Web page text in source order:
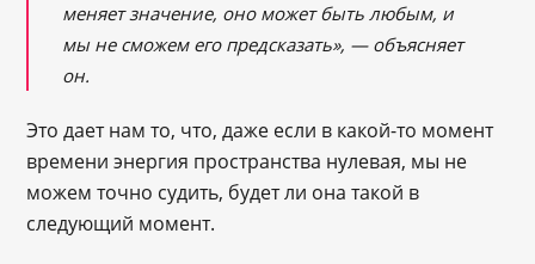
меняет значение, оно может быть любым, и
мы не сможем его предсказать», ― объясняет
он.
Это дает нам то, что, даже если в какой-то момент
времени энергия пространства нулевая, мы не
можем точно судить, будет ли она такой в
следующий момент.